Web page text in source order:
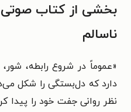
بخشی از کتابصوتی
ناسالم
«عموماً در شروع رابطه،
دارد که دل‌بستگی را شکل
نظر روانی جفت خود را پیدا